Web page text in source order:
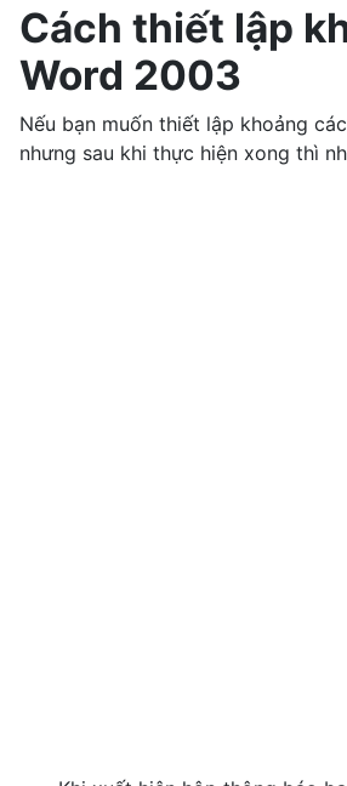
Cách thiết lập
Word 2003
Nếu bạn muốn thiết lập khoảng
nhưng sau khi thực hiện xong thì